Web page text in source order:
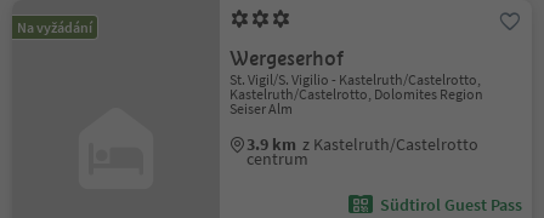
Na vyžádání
Wergeserhof
St. Vigil/S. Vigilio - Kastelruth/Castelrotto,
Kastelruth/Castelrotto, Dolomites Region
Seiser Alm
3.9 km z Kastelruth/Castelrotto
centrum
Südtirol Guest Pass